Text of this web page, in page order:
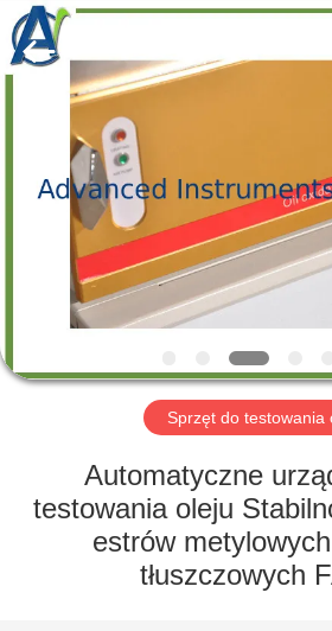
DOM
PRODUKTY
WYCIECZKA
FABRYCE
KONTROLA
JAKOŚCI
Advanced
Instruments
Co.,Limited.
All
Rights
Sprzęt do testowania
Automatyczne
testowania oleju
estrów
tłuszczowych